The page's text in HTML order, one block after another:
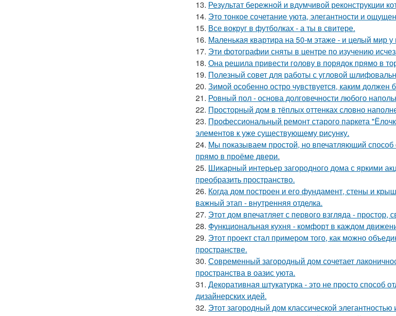
13. Результат бережной и вдумчивой реконструкции
14. Это тонкое сочетание уюта, элегантности и
15. Все вокруг в футболках - а ты в свитере.
16. Маленькая квартира на 50-м этаже - и целый мир у
17. Эти фотографии сняты в центре по изучению
18. Она решила привести голову в порядок прямо в
19. Полезный совет для работы с угловой
20. Зимой особенно остро чувствуется, каким
21. Ровный пол - основа долговечности любого
22. Просторный дом в тёплых оттенках словно
23. Профессиональный ремонт старого паркета
элементов к уже существующему рисунку.
24. Мы показываем простой, но впечатляющий способ
прямо в проёме двери.
25. Шикарный интерьер загородного дома с яркими
преобразить пространство.
26. Когда дом построен и его фундамент, стены и
важный этап - внутренняя отделка.
27. Этот дом впечатляет с первого взгляда - простор,
28. Функциональная кухня - комфорт в каждом
29. Этот проект стал примером того, как можно
пространстве.
30. Современный загородный дом сочетает
пространства в оазис уюта.
31. Декоративная штукатурка - это не просто способ
дизайнерских идей.
32. Этот загородный дом классической